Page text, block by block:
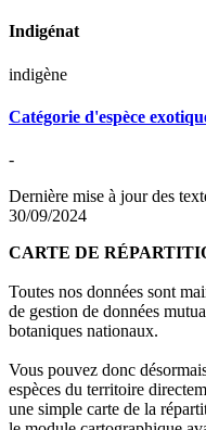
Indigénat
indigène
Catégorie d'espèce
-
Dernière mise à jour des
30/09/2024
CARTE DE
Toutes nos données sont
de gestion de données
botaniques nationaux.
Vous pouvez donc
espèces du territoire
une simple carte de la